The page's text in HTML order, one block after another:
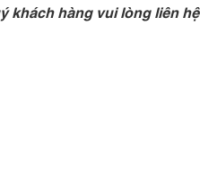
khách hàng vui lòng liên hệ